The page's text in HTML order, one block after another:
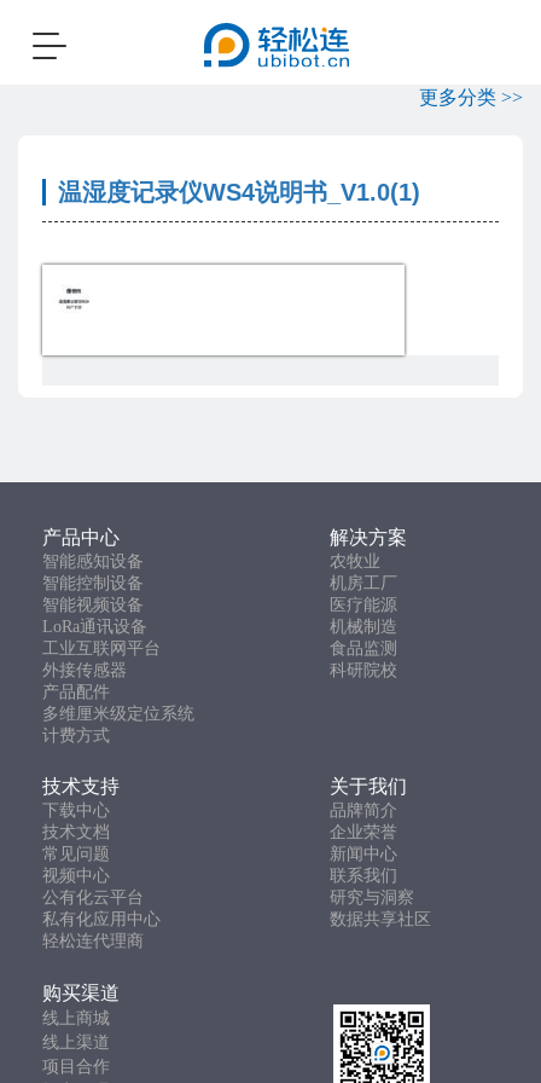
Toggle
更多分类 >>
温湿度记录仪WS4说明书_V1.0(1)
产品中心 解决方案
智能感知设备
农牧业
智能控制设备
机房工厂
智能视频设备
医疗能源
LoRa通讯设备
机械制造
工业互联网平台
食品监测
外接传感器
科研院校
产品配件
多维厘米级定位系统
计费方式
技术支持 关于我们
下载中心
品牌简介
技术文档
企业荣誉
常见问题
新闻中心
视频中心
联系我们
公有化云平台
研究与洞察
私有化应用中心
数据共享社区
轻松连代理商
购买渠道
线上商城
线上渠道
项目合作